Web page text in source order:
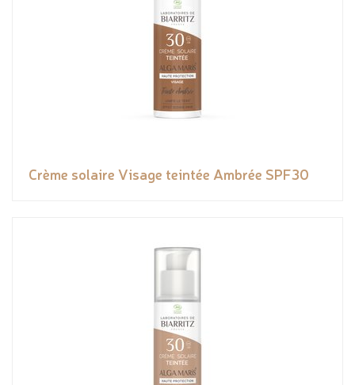
Crème solaire Visage teintée Ambrée SPF30